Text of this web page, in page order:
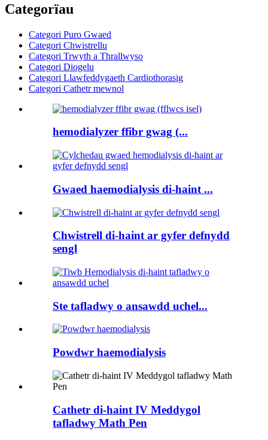
Categorïau
Categori Puro Gwaed
Categori Chwistrellu
Categori Trwyth a Thrallwyso
Categori Diogelu
Categori Llawfeddygaeth Cardiothorasig
Categori Cathetr mewnol
hemodialyzer ffibr gwag (...
Gwaed haemodialysis di-haint ...
Chwistrell di-haint ar gyfer defnydd
sengl
Ste tafladwy o ansawdd uchel...
Powdwr haemodialysis
Cathetr di-haint IV Meddygol
tafladwy Math Pen